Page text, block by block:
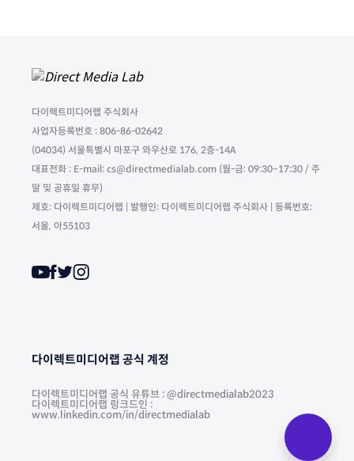
다이렉트미디어랩 주식회사
사업자등록번호 : 806-86-02642
(04034) 서울특별시 마포구 와우산로 176, 2층-14A
대표전화 : E-mail: cs@directmedialab.com (월-금: 09:30~17:30 / 주
말 및 공휴일 휴무)
제호: 다이렉트미디어랩 | 발행인: 다이렉트미디어랩 주식회사 | 등록번호:
서울, 아55103
다이렉트미디어랩 공식 계정
다이렉트미디어랩 공식 유튜브 : @directmedialab2023
다이렉트미디어랩 링크드인 :
www.linkedin.com/in/directmedialab